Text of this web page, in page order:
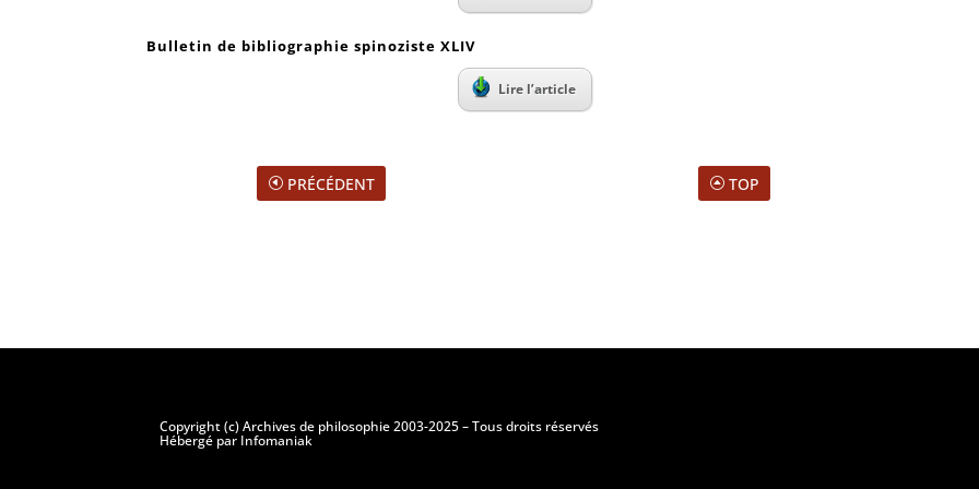
Bulletin de bibliographie spinoziste XLIV
Lire l’article
PRÉCÉDENT TOP
Copyright (c) Archives de philosophie 2003-2025 – Tous droits réservés
Hébergé par Infomaniak